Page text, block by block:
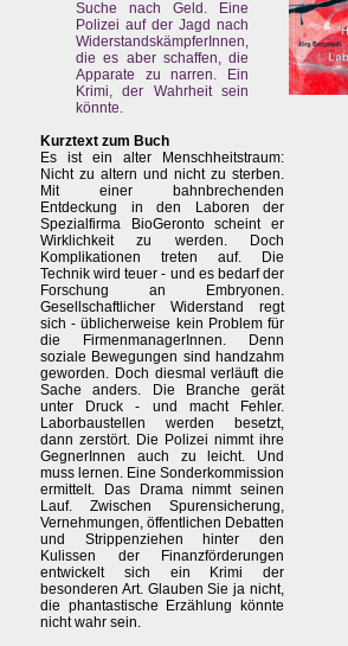
Suche nach Geld. Eine
Polizei auf der Jagd nach
WiderstandskämpferInnen,
die es aber schaffen, die
Apparate zu narren. Ein
Krimi, der Wahrheit sein
könnte.
Kurztext zum Buch
Es ist ein alter Menschheitstraum:
Nicht zu altern und nicht zu sterben.
Mit einer bahnbrechenden
Entdeckung in den Laboren der
Spezialfirma BioGeronto scheint er
Wirklichkeit zu werden. Doch
Komplikationen treten auf. Die
Technik wird teuer - und es bedarf der
Forschung an Embryonen.
Gesellschaftlicher Widerstand regt
sich - üblicherweise kein Problem für
die FirmenmanagerInnen. Denn
soziale Bewegungen sind handzahm
geworden. Doch diesmal verläuft die
Sache anders. Die Branche gerät
unter Druck - und macht Fehler.
Laborbaustellen werden besetzt,
dann zerstört. Die Polizei nimmt ihre
GegnerInnen auch zu leicht. Und
muss lernen. Eine Sonderkommission
ermittelt. Das Drama nimmt seinen
Lauf. Zwischen Spurensicherung,
Vernehmungen, öffentlichen Debatten
und Strippenziehen hinter den
Kulissen der Finanzförderungen
entwickelt sich ein Krimi der
besonderen Art. Glauben Sie ja nicht,
die phantastische Erzählung könnte
nicht wahr sein.